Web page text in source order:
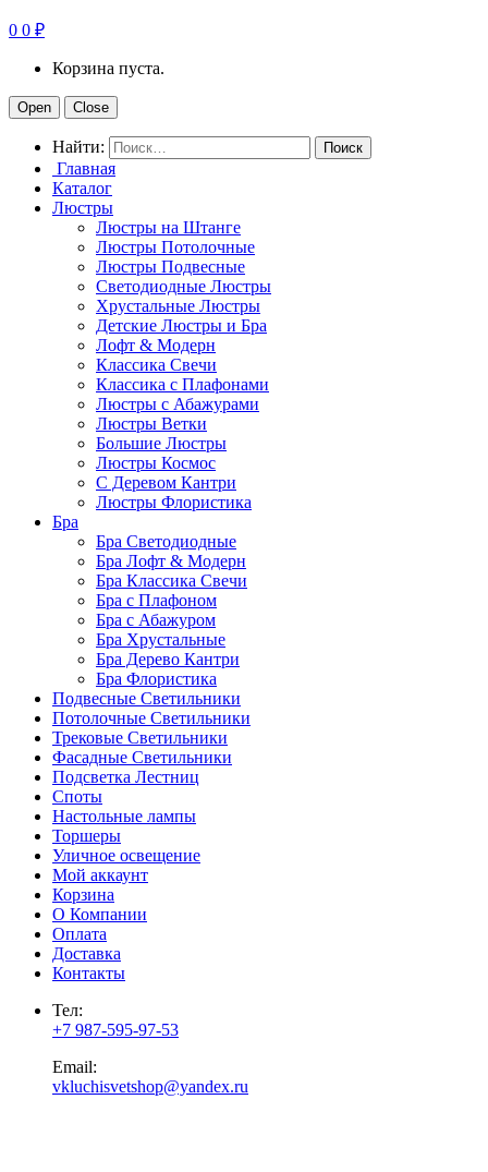
0 0 ₽
Корзина пуста.
Open Close
Найти:
Главная
Каталог
Люстры
Люстры на Штанге
Люстры Потолочные
Люстры Подвесные
Светодиодные Люстры
Хрустальные Люстры
Детские Люстры и Бра
Лофт & Модерн
Классика Свечи
Классика с Плафонами
Люстры с Абажурами
Люстры Ветки
Большие Люстры
Люстры Космос
С Деревом Кантри
Люстры Флористика
Бра
Бра Светодиодные
Бра Лофт & Модерн
Бра Классика Свечи
Бра с Плафоном
Бра с Абажуром
Бра Хрустальные
Бра Дерево Кантри
Бра Флористика
Подвесные Светильники
Потолочные Светильники
Трековые Светильники
Фасадные Светильники
Подсветка Лестниц
Споты
Настольные лампы
Торшеры
Уличное освещение
Мой аккаунт
Корзина
О Компании
Оплата
Доставка
Контакты
Тел:
+7 987-595-97-53
Email:
vkluchisvetshop@yandex.ru